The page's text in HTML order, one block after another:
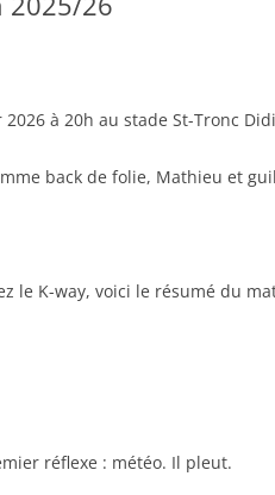
à 20h au stade St-Tronc
back de folie, Mathieu et
le K-way, voici le résumé du
réflexe : météo. Il pleut.